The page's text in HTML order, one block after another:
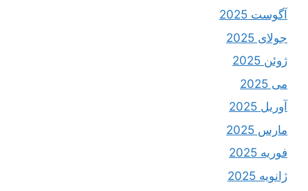
آگوست 2025
جولای 2025
ژوئن 2025
می 2025
آوریل 2025
مارس 2025
فوریه 2025
ژانویه 2025